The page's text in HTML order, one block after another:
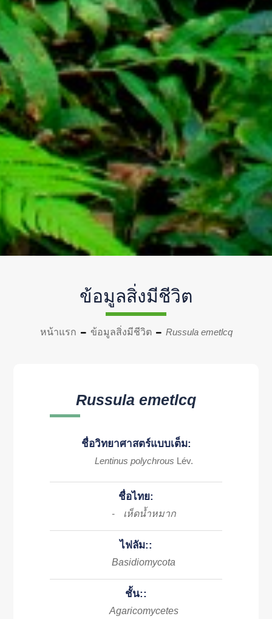
ข้อมูลสิ่งมีชีวิต
หน้าแรก ข้อมูลสิ่งมีชีวิต Russula emetlcq
Russula emetlcq
ชื่อวิทยาศาสตร์แบบเต็ม:
Lentinus polychrous Lév.
ชื่อไทย:
- เห็ดน้ำหมาก
ไฟลัม::
Basidiomycota
ชั้น::
Agaricomycetes